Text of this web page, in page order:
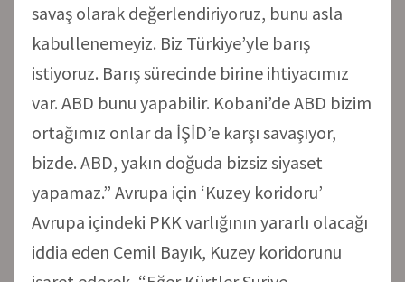
savaş olarak değerlendiriyoruz, bunu asla
kabullenemeyiz. Biz Türkiye’yle barış
istiyoruz. Barış sürecinde birine ihtiyacımız
var. ABD bunu yapabilir. Kobani’de ABD bizim
ortağımız onlar da İŞİD’e karşı savaşıyor,
bizde. ABD, yakın doğuda bizsiz siyaset
yapamaz.” Avrupa için ‘Kuzey koridoru’
Avrupa içindeki PKK varlığının yararlı olacağı
iddia eden Cemil Bayık, Kuzey koridorunu